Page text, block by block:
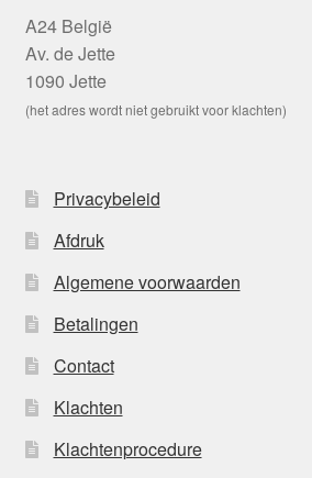
A24 België
Av. de Jette
1090 Jette
(het adres wordt niet gebruikt voor klachten)
Privacybeleid
Afdruk
Algemene voorwaarden
Betalingen
Contact
Klachten
Klachtenprocedure